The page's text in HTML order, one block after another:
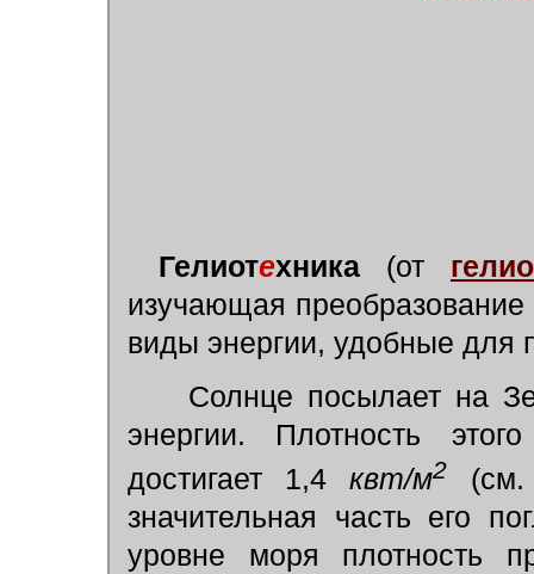
Гелиотехника (от
изучающая
виды энергии, удобные для
Солнце посылает на
энергии. Плотность
достигает 1,4квт/м2
значительная часть его
уровне моря плотность